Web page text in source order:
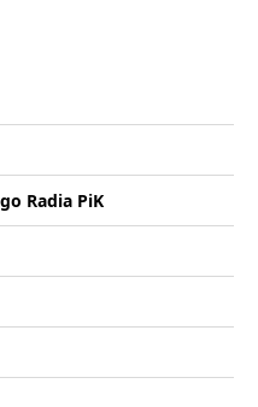
Radia PiK